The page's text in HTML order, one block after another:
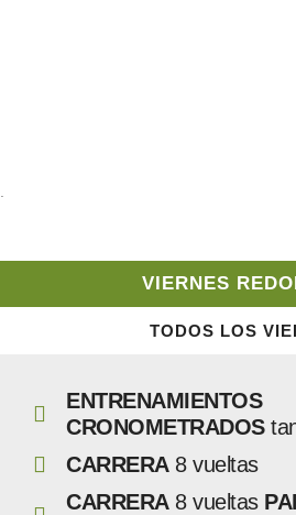
VIERNES
TODOS LOS
ENTRENAMIENTOS
CRONOMETRADOS
CARRERA8 vueltas
CARRERA8 vueltas